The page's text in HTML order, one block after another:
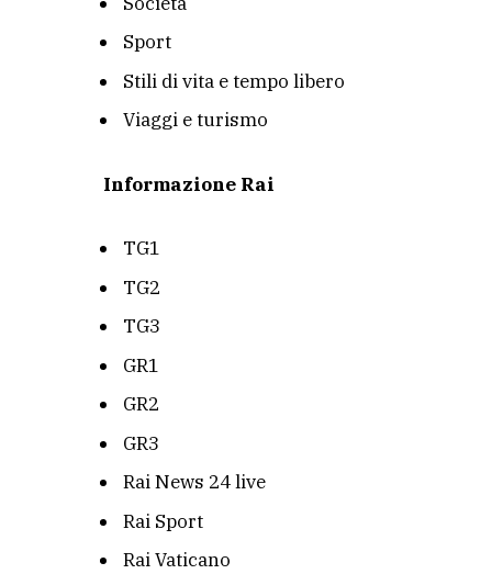
Sport
Stili di vita e tempo libero
Viaggi e turismo
Informazione Rai
TG1
TG2
TG3
GR1
GR2
GR3
Rai News 24 live
Rai Sport
Rai Vaticano